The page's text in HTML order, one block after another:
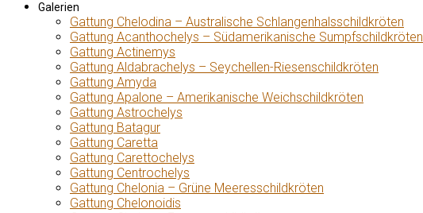
Galerien
Gattung Chelodina – Australische Schlangenhalsschildkröten
Gattung Acanthochelys – Südamerikanische Sumpfschildkröten
Gattung Actinemys
Gattung Aldabrachelys – Seychellen-Riesenschildkröten
Gattung Amyda
Gattung Apalone – Amerikanische Weichschildkröten
Gattung Astrochelys
Gattung Batagur
Gattung Caretta
Gattung Carettochelys
Gattung Centrochelys
Gattung Chelonia – Grüne Meeresschildkröten
Gattung Chelonoidis